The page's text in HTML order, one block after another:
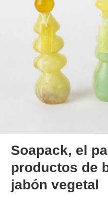
Soapack, el
productos de
jabón vegetal